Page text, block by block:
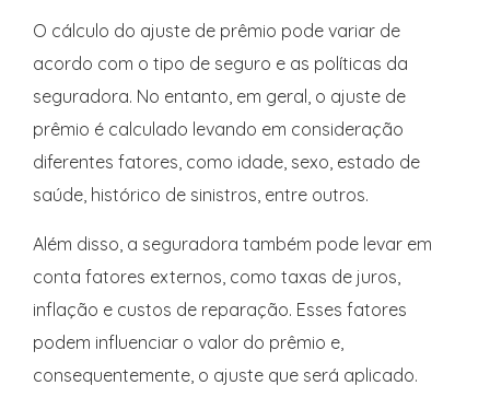
O cálculo do ajuste de prêmio pode variar de
acordo com o tipo de seguro e as políticas da
seguradora. No entanto, em geral, o ajuste de
prêmio é calculado levando em consideração
diferentes fatores, como idade, sexo, estado de
saúde, histórico de sinistros, entre outros.
Além disso, a seguradora também pode levar em
conta fatores externos, como taxas de juros,
inflação e custos de reparação. Esses fatores
podem influenciar o valor do prêmio e,
consequentemente, o ajuste que será aplicado.